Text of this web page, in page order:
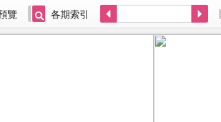
覽 各期索引